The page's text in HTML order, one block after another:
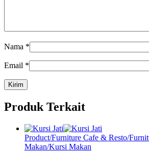
Nama *
Email *
Produk Terkait
Product/Furniture Cafe & Resto/
Makan/Kursi Makan